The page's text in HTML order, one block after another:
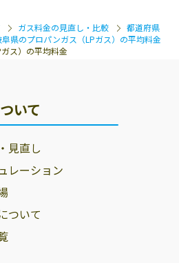
0805 大垣市
町487-1
0584-78-5561
0981 大垣市
704
0120-183-092
0102 大垣市
町墨俣470
大垣市
川町3-18
ガス料金の見直し・比較
都道府県
阜県のプロパンガス（LPガス）の平均料金
ス）の平均料金
いて
見直し
レーション
ついて